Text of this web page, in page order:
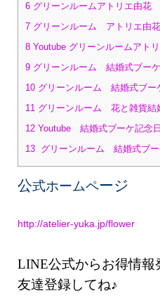
6グリーンルームアトリエ由花
7グリーンルーム アトリエ由
8Youtube グリーンルームアト
9グリーンルーム 結婚式ブー
10グリーンルーム 結婚式ブー
11グリーンルーム 花と雑貨結
12Youtube 結婚式ブーケ記念
13グリーンルーム 結婚式ブ
公式ホームページ
http://atelier-yuka.jp/flower
LINE公式からお得情報
友達登録してね♪